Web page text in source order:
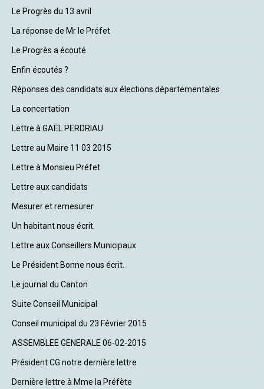
Le Progrès du 13 avril
La réponse de Mr le Préfet
Le Progrès a écouté
Enfin écoutés ?
Réponses des candidats aux élections départementales
La concertation
Lettre à GAËL PERDRIAU
Lettre au Maire 11 03 2015
Lettre à Monsieu Préfet
Lettre aux candidats
Mesurer et remesurer
Un habitant nous écrit.
Lettre aux Conseillers Municipaux
Le Président Bonne nous écrit.
Le journal du Canton
Suite Conseil Municipal
Conseil municipal du 23 Février 2015
ASSEMBLEE GENERALE 06-02-2015
Président CG notre dernière lettre
Dernière lettre à Mme la Préfète